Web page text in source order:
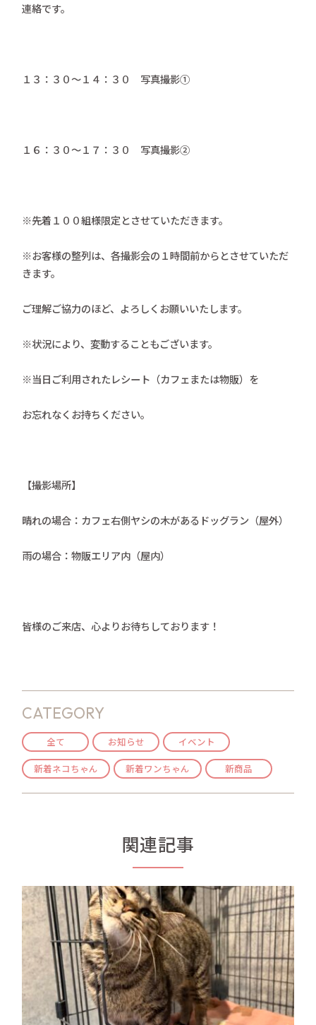
連絡です。
１３：３０～１４：３０ 写真撮影①
１６：３０～１７：３０ 写真撮影②
※先着１００組様限定とさせていただきます。
※お客様の整列は、各撮影会の１時間前からとさせていただ
きます。
ご理解ご協力のほど、よろしくお願いいたします。
※状況により、変動することもございます。
※当日ご利用されたレシート（カフェまたは物販）を
お忘れなくお持ちください。
【撮影場所】
晴れの場合：カフェ右側ヤシの木があるドッグラン（屋外）
雨の場合：物販エリア内（屋内）
皆様のご来店、心よりお待ちしております！
CATEGORY
全て お知らせ
イベント
新着ネコちゃん
新着ワンちゃん 新商品
関連記事